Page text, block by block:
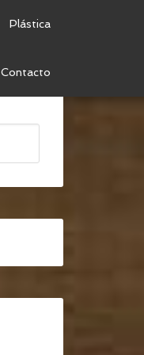
Plástica
Contacto